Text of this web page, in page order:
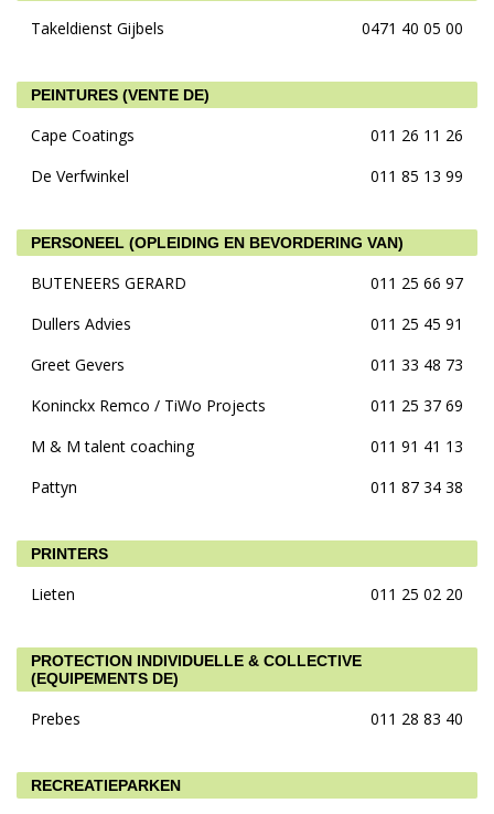
Takeldienst Gijbels 0471 40 05 00
PEINTURES (VENTE DE)
Cape Coatings
011 26 11 26
De Verfwinkel
011 85 13 99
PERSONEEL (OPLEIDING EN BEVORDERING VAN)
BUTENEERS GERARD
011 25 66 97
Dullers Advies
011 25 45 91
Greet Gevers
011 33 48 73
Koninckx Remco / TiWo Projects
011 25 37 69
M & M talent coaching
011 91 41 13
Pattyn
011 87 34 38
PRINTERS
Lieten 011 25 02 20
PROTECTION INDIVIDUELLE & COLLECTIVE
(EQUIPEMENTS DE)
Prebes 011 28 83 40
RECREATIEPARKEN